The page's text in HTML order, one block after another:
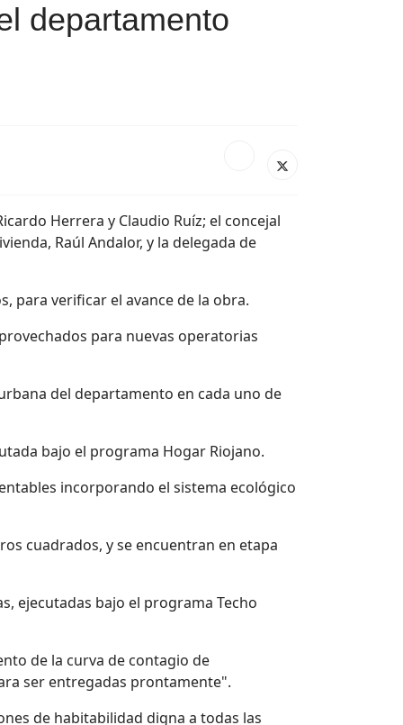
departamento
Herrera y Claudio Ruíz; el concejal
Raúl Andalor, y la delegada de
para verificar el avance de la obra.
para nuevas operatorias
del departamento en cada uno de
bajo el programa Hogar Riojano.
incorporando el sistema ecológico
cuadrados, y se encuentran en etapa
ejecutadas bajo el programa Techo
de la curva de contagio de
ser entregadas prontamente".
de habitabilidad digna a todas las